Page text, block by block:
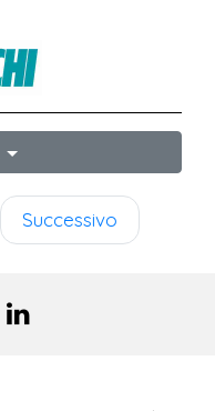
Successivo